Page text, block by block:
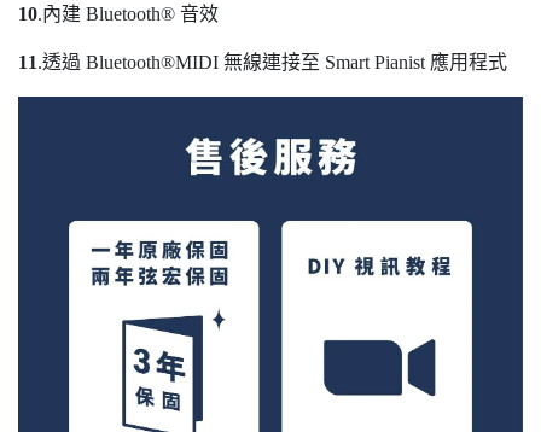
10.內建 Bluetooth® 音效
11.透過 Bluetooth®MIDI 無線連接至 Smart Pianist 應用程式